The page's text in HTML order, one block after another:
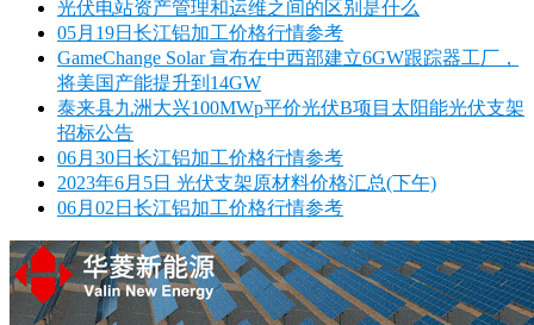
光伏电站资产管理和运维之间的区别是什么
05月19日长江铝加工价格行情参考
GameChange Solar 宣布在中西部建立6GW跟踪器工厂，
将美国产能提升到14GW
泰来县九洲大兴100MWp平价光伏B项目太阳能光伏支架
招标公告
06月30日长江铝加工价格行情参考
2023年6月5日 光伏支架原材料价格汇总(下午)
06月02日长江铝加工价格行情参考